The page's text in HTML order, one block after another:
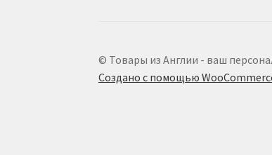
© Товары из Англии - ваш
Создано с помощью